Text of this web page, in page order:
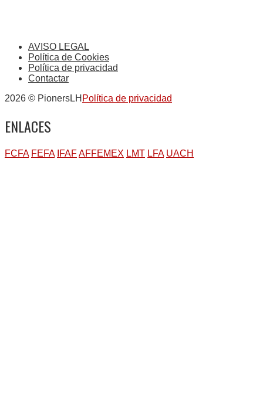
AVISO LEGAL
Política de Cookies
Política de privacidad
Contactar
2026 © PionersLH Política de privacidad
ENLACES
FCFA FEFA IFAFAFFEMEX LMT LFA UACH